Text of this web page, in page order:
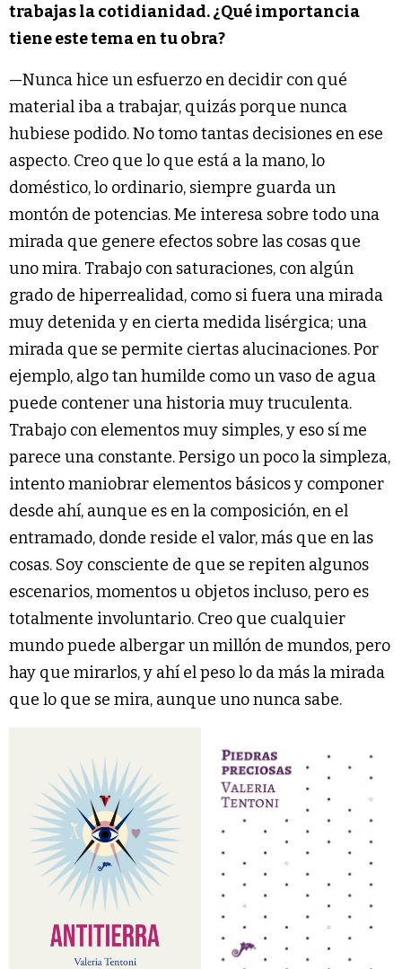
trabajas la cotidianidad. ¿Qué importancia
tiene este tema en tu obra?
—Nunca hice un esfuerzo en decidir con qué
material iba a trabajar, quizás porque nunca
hubiese podido. No tomo tantas decisiones en ese
aspecto. Creo que lo que está a la mano, lo
doméstico, lo ordinario, siempre guarda un
montón de potencias. Me interesa sobre todo una
mirada que genere efectos sobre las cosas que
uno mira. Trabajo con saturaciones, con algún
grado de hiperrealidad, como si fuera una mirada
muy detenida y en cierta medida lisérgica; una
mirada que se permite ciertas alucinaciones. Por
ejemplo, algo tan humilde como un vaso de agua
puede contener una historia muy truculenta.
Trabajo con elementos muy simples, y eso sí me
parece una constante. Persigo un poco la simpleza,
intento maniobrar elementos básicos y componer
desde ahí, aunque es en la composición, en el
entramado, donde reside el valor, más que en las
cosas. Soy consciente de que se repiten algunos
escenarios, momentos u objetos incluso, pero es
totalmente involuntario. Creo que cualquier
mundo puede albergar un millón de mundos, pero
hay que mirarlos, y ahí el peso lo da más la mirada
que lo que se mira, aunque uno nunca sabe.